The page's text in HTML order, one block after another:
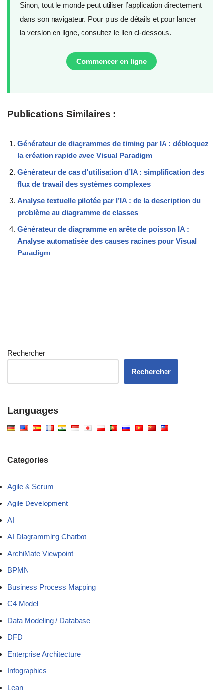
Sinon, tout le monde peut utiliser l’application directement
dans son navigateur. Pour plus de détails et pour lancer
la version en ligne, consultez le lien ci-dessous.
Commencer en ligne
Publications Similaires :
Générateur de diagrammes de timing par IA : débloquez
la création rapide avec Visual Paradigm
Générateur de cas d’utilisation d’IA : simplification des
flux de travail des systèmes complexes
Analyse textuelle pilotée par l’IA : de la description du
problème au diagramme de classes
Générateur de diagramme en arête de poisson IA :
Analyse automatisée des causes racines pour Visual
Paradigm
Rechercher
Rechercher
Languages
Categories
Agile & Scrum
Agile Development
AI
AI Diagramming Chatbot
ArchiMate Viewpoint
BPMN
Business Process Mapping
C4 Model
Data Modeling / Database
DFD
Enterprise Architecture
Infographics
Lean